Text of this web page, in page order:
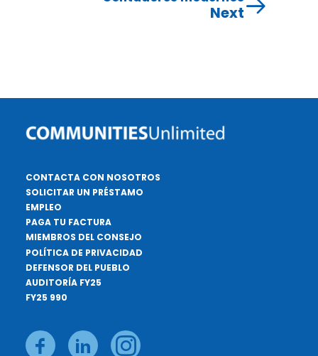
Next
CONTACTA CON NOSOTROS
SOLICITAR UN PRÉSTAMO
EMPLEO
PAGA TU FACTURA
MIEMBROS DEL CONSEJO
POLÍTICA DE PRIVACIDAD
DEFENSOR DEL PUEBLO
AUDITORÍA FY25
FY25 990